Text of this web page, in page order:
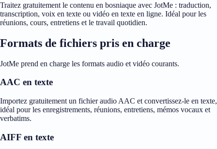
Traitez gratuitement le contenu en bosniaque avec JotMe : traduction,
transcription, voix en texte ou vidéo en texte en ligne. Idéal pour les
réunions, cours, entretiens et le travail quotidien.
Formats de fichiers pris en charge
JotMe prend en charge les formats audio et vidéo courants.
AAC en texte
Importez gratuitement un fichier audio AAC et convertissez-le en texte,
idéal pour les enregistrements, réunions, entretiens, mémos vocaux et
verbatims.
AIFF en texte